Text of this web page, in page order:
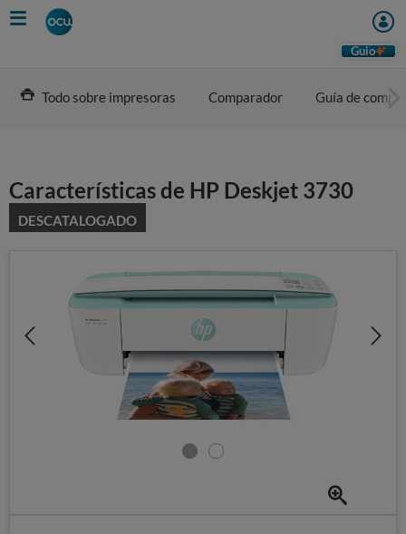
Skip
to
Guio
Todo sobre impresoras Comparador Guía de
Características de HP Deskjet 3730
DESCATALOGADO